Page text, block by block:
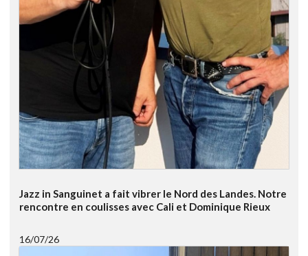
Jazz in Sanguinet a fait vibrer le Nord des Landes. Notre
rencontre en coulisses avec Cali et Dominique Rieux
16/07/26